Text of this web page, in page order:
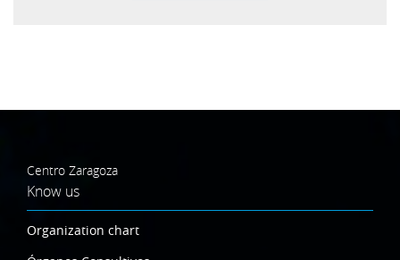
Centro Zaragoza
Know us
Organization chart